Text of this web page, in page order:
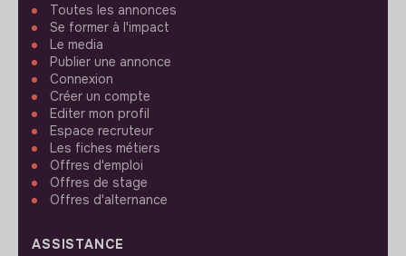
Toutes les annonces
Se former à l'impact
Le media
Publier une annonce
Connexion
Créer un compte
Editer mon profil
Espace recruteur
Les fiches métiers
Offres d'emploi
Offres de stage
Offres d'alternance
ASSISTANCE